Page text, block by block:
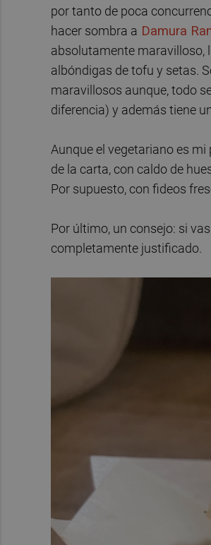
por tanto de poca
hacer sombra a Damura
absolutamente maravilloso,
albóndigas de tofu y setas.
maravillosos aunque, todo
diferencia) y además tiene
Aunque el vegetariano es
de la carta, con caldo de
Por supuesto, con fideos
Por último, un consejo: si
completamente justificado.